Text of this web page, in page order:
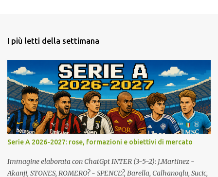
a
c
o
m
m
e
n
t
o
I più letti della settimana
Serie A 2026-2027: rose, formazioni e obiettivi di mercato
Immagine elaborata con ChatGpt INTER (3-5-2): J.Martinez -
Akanji, STONES, ROMERO? - SPENCE?, Barella, Calhanoglu, Sucic,